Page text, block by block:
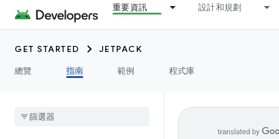
重要資訊 設計和規劃
GET STARTED
JETPACK
總覽
指南 範例 程式庫